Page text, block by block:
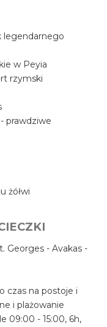
legendarnego
w Peyia
rzymski
prawdziwe
żółwi
Georges - Avakas -
czas na postoje i
i plażowanie
09:00 - 15:00, 6h,